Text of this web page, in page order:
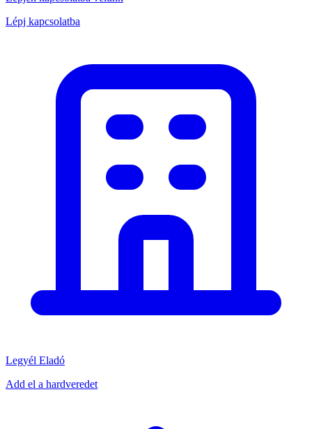
Lépj kapcsolatba
Legyél Eladó
Add el a hardveredet